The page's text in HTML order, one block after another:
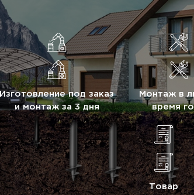
Изготовление под заказ
и монтаж за 3 дня
Монтаж в
время
Товар